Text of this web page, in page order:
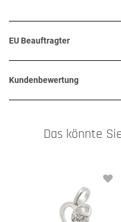
EU Beauftragter
Kundenbewertung
Das könnte